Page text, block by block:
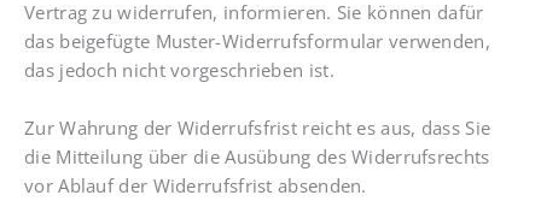
Vertrag zu widerrufen, informieren. Sie können dafür
das beigefügte Muster-Widerrufsformular verwenden,
das jedoch nicht vorgeschrieben ist.
Zur Wahrung der Widerrufsfrist reicht es aus, dass Sie
die Mitteilung über die Ausübung des Widerrufsrechts
vor Ablauf der Widerrufsfrist absenden.